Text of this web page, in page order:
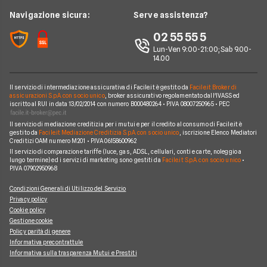
Contatti
Edison
Iren
Optima
Sorgenia
Fornitori Energetici
Notizie Luce e Gas
Argomenti in evidenza Gas e Luce
Navigazione sicura: Serve assistenza?
02 55 55 5
Lun-Ven 9:00-21:00; Sab 9.00-
14.00
Il servizio di intermediazione assicurativa di Facile.it è gestito da Facile.it Broker di
assicurazioni S.p.A. con socio unico, broker assicurativo regolamentato dall'IVASS ed
iscritto al RUI in data 13/02/2014 con numero B000480264 • P.IVA 08007250965 • PEC
Il servizio di mediazione creditizia per i mutui e per il credito al consumo di Facile.it è
gestito da Facile.it Mediazione Creditizia S.p.A. con socio unico , iscrizione Elenco Mediatori
Creditizi OAM numero M201 • P.IVA 06158600962
Il servizio di comparazione tariffe (luce, gas, ADSL, cellulari, conti e carte, noleggio a
lungo termine) ed i servizi di marketing sono gestiti da Facile.it S.p.A. con socio unico•
P.IVA 07902950968
Condizioni Generali di Utilizzo del Servizio
Privacy policy
Cookie policy
Gestione cookie
Policy parità di genere
Informativa precontrattule
Informativa sulla trasparenza Mutui e Prestiti